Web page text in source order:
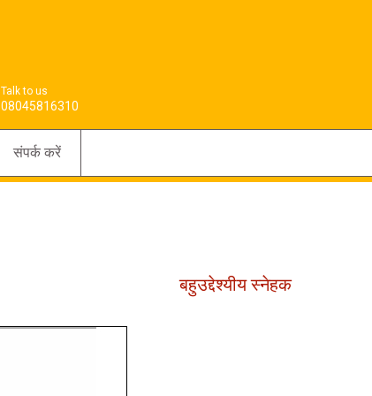
Talk to us
08045816310
संपर्क करें
बहुउद्देश्यीय स्नेहक